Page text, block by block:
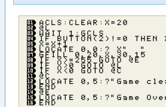
ＡＣＬＳ：ＣＬＥＡＲ：Ｘ＝２０
＠Ｌ
ＷＡＩＴ １：ＧＣＬＳ
ＩＦ ＢＵＴＴＯＮ（２）！＝０ ＴＨＥＮ
Ｘ＝Ｘ＋１
ＬＯＣＡＴＥ ０，０：？ Ｘ” ”
ＧＦＩＬＬ ０，２０，Ｘ，３０，１５
ＩＦ Ｘ＞＝２５５ ＧＯＴＯ ＠Ｅ
ＩＦ Ｘ＞０ ＧＯＴＯ ＠Ｌ
ＩＦ Ｘ＜０ ＧＯＴＯ ＠Ｃ
＠Ｃ
ＬＯＣＡＴＥ ０，５：？”Ｇａｍｅ ｃｌｅ
ＥＮＤ
＠Ｅ
ＬＯＣＡＴＥ ０，５：？”Ｇａｍｅ Ｏｖｅ
ＥＮＤ